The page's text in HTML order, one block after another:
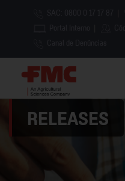
RELEASES